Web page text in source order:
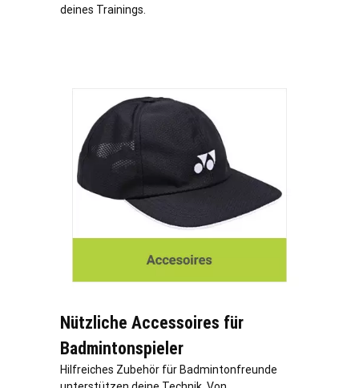
deines Trainings.
Nützliche Accessoires für
Badmintonspieler
Hilfreiches Zubehör für Badmintonfreunde